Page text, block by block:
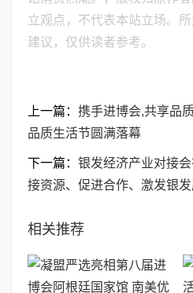
立观点，不代表本站立场。
建议，仅供读者参考。
上一篇： 携手进博会,共享品
品质生活节圆满落幕
下一篇： 银发经济产业对接
接资源、促进合作、激发银
相关推荐